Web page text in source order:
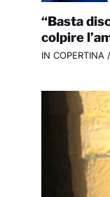
“Basta
colpire
IN COPERTINA/